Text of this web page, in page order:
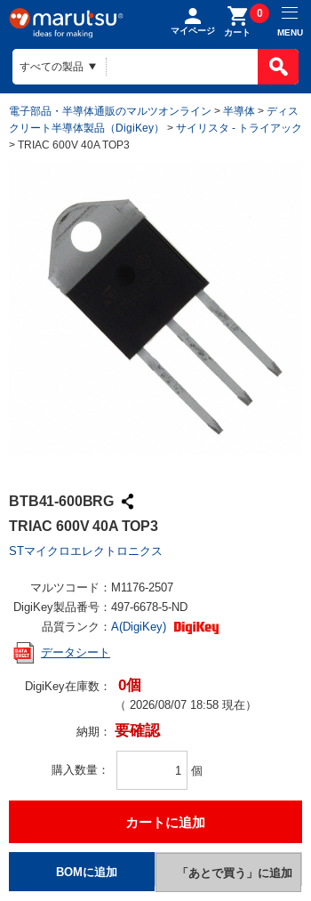
マイページ カート
0
MENU
電子部品・半導体通販のマルツオンライン > 半導体 > ディス
クリート半導体製品（DigiKey）
> サイリスタ - トライアック
> TRIAC 600V 40A TOP3
BTB41-600BRG
TRIAC 600V 40A TOP3
STマイクロエレクトロニクス
マルツコード： M1176-2507
DigiKey製品番号： 497-6678-5-ND
品質ランク： A(DigiKey)
データシート
DigiKey在庫数： 0個
（ 2026/08/07 18:58 現在）
納期： 要確認
購入数量 個